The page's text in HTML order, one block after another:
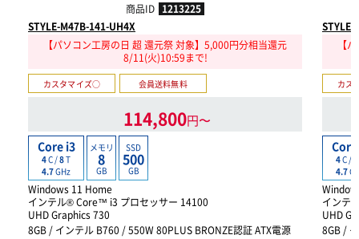
商品ID 1213225
STYLE-M47B-141-UH4X
【パソコン工房の日 超 還元祭 対象】5,000円分相当還元
8/11(火)10:59まで!
カスタマイズ○ 会員送料無料
114,800円〜
Core i3
4C /8T
4.7GHz
メモリ
8
GB
SSD
500
GB
Windows 11 Home
インテル® Core™ i3 プロセッサー 14100
UHD Graphics 730
8GB / インテル B760 / 550W 80PLUS BRONZE認証 ATX電源
STYLE-
【
カス
4C /
4.7
インテ
UHD
8GB /